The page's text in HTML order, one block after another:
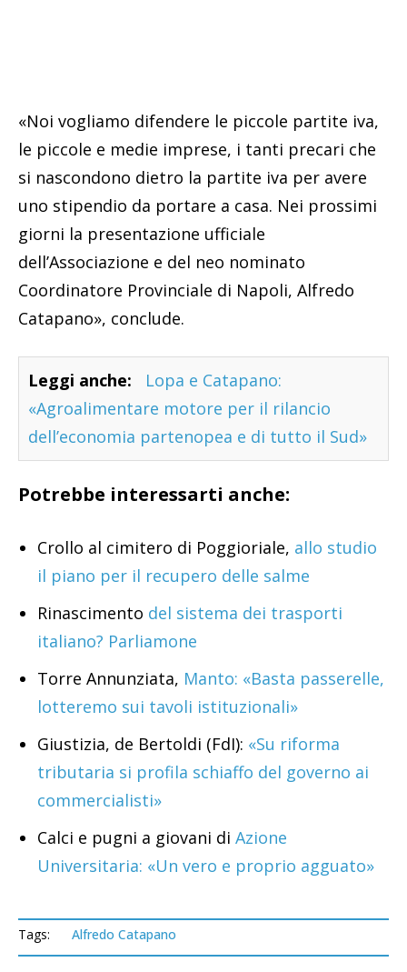
«Noi vogliamo difendere le piccole partite iva,
le piccole e medie imprese, i tanti precari che
si nascondono dietro la partite iva per avere
uno stipendio da portare a casa. Nei prossimi
giorni la presentazione ufficiale
dell’Associazione e del neo nominato
Coordinatore Provinciale di Napoli, Alfredo
Catapano», conclude.
Leggi anche:
Lopa e Catapano:
«Agroalimentare motore per il rilancio
dell’economia partenopea e di tutto il Sud»
Potrebbe interessarti anche:
Crollo al cimitero di Poggioriale, allo studio
il piano per il recupero delle salme
Rinascimento del sistema dei trasporti
italiano? Parliamone
Torre Annunziata, Manto: «Basta passerelle,
lotteremo sui tavoli istituzionali»
Giustizia, de Bertoldi (FdI): «Su riforma
tributaria si profila schiaffo del governo ai
commercialisti»
Calci e pugni a giovani di Azione
Universitaria: «Un vero e proprio agguato»
Tags: Alfredo Catapano